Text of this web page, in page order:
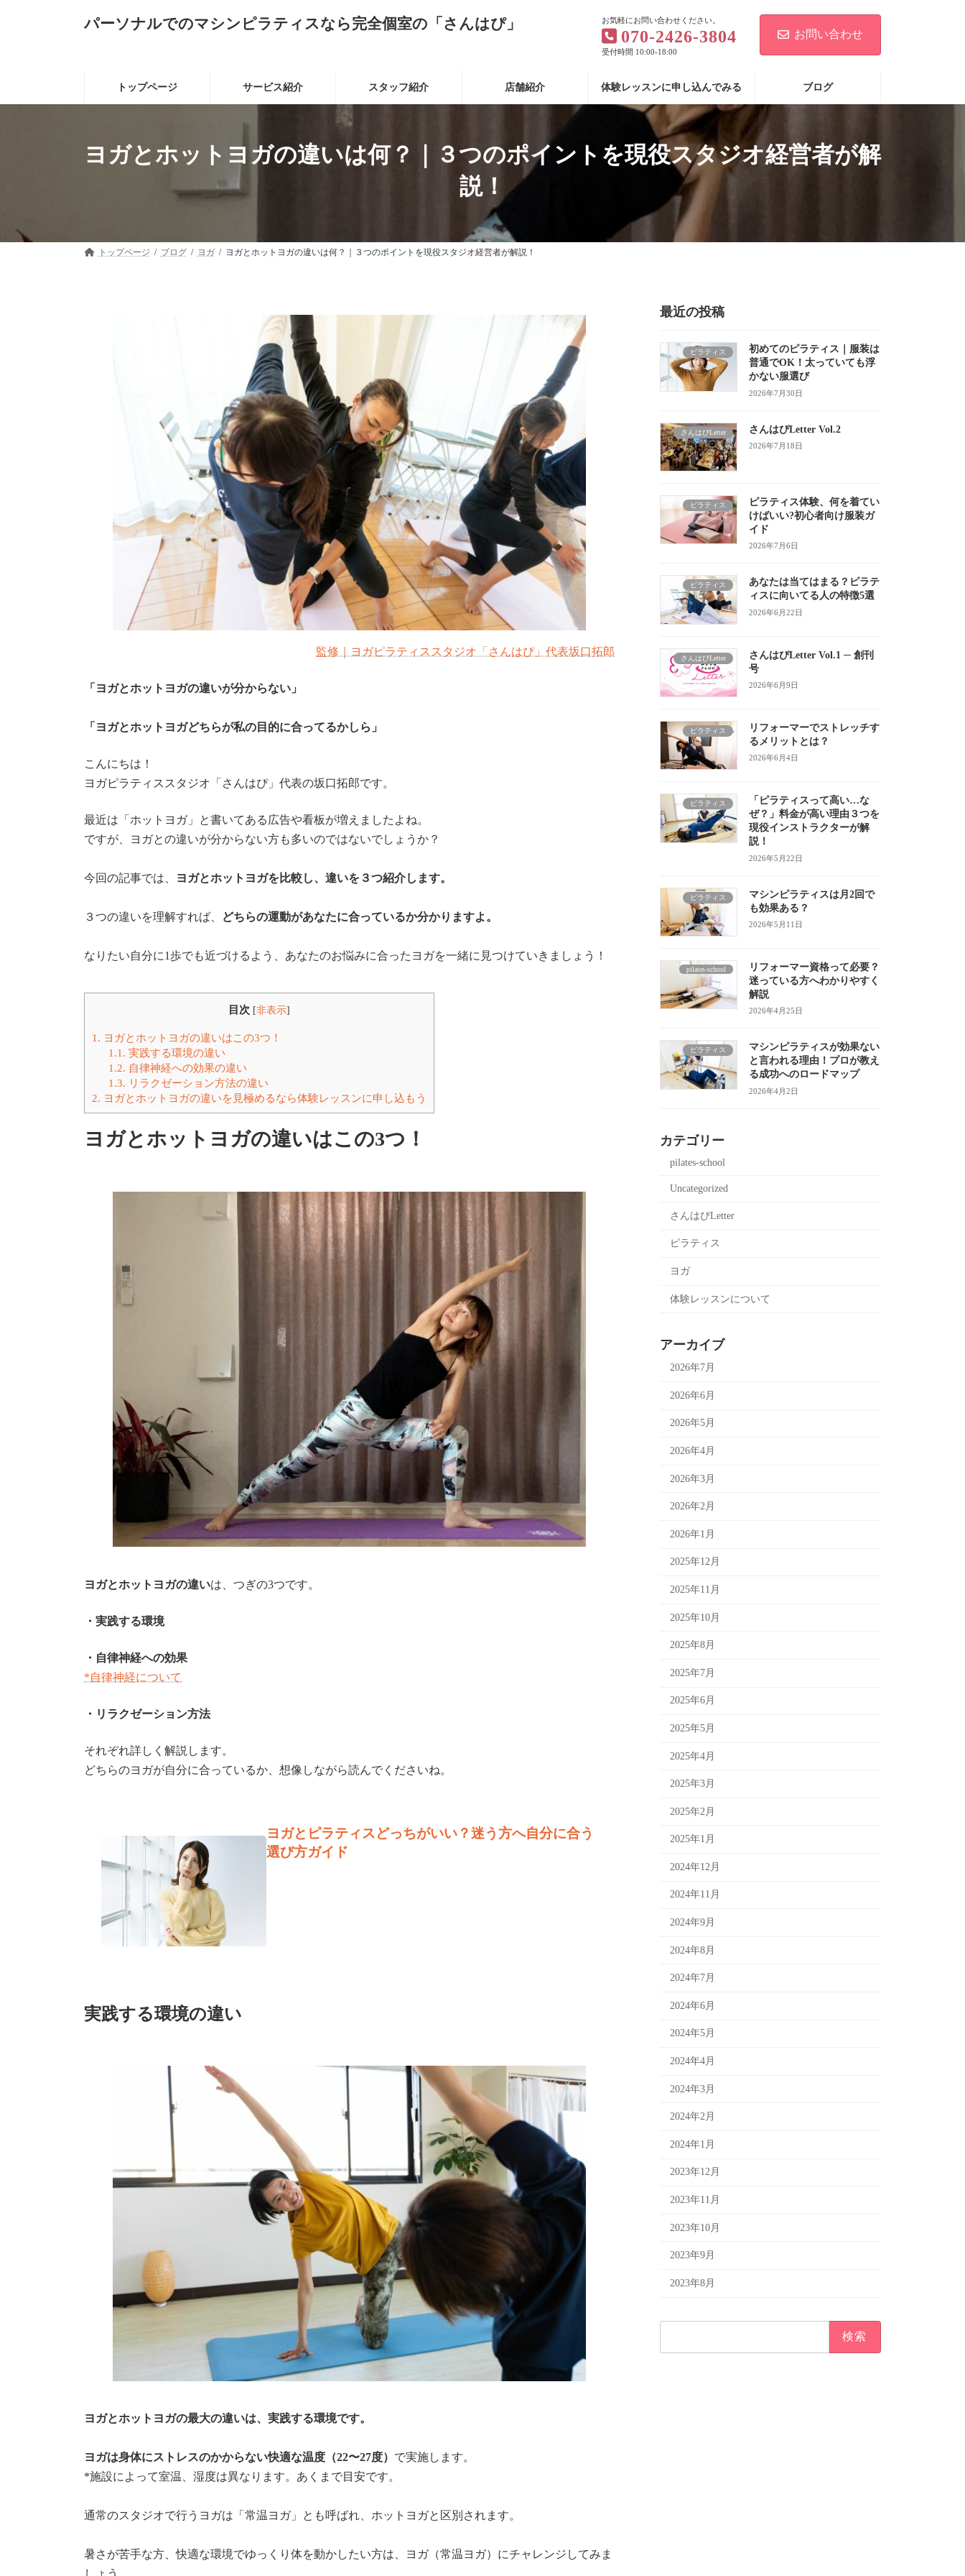
パーソナルでのマシンピラティスなら完全個室の「さんはぴ」 お気軽にお問い合わせください。
070-2426-3804
受付時間 10:00-18:00
お問い合わせ
トップページ サービス紹介 スタッフ紹介 店舗紹介 体験レッスンに申し込んでみる ブログ
ヨガとホットヨガの違いは何？｜３つのポイントを現役スタジオ経営者が解
説！
トップページ ブログ ヨガ ヨガとホットヨガの違いは何？｜３つのポイントを現役スタジオ経営者が解説！
監修｜ヨガピラティススタジオ「さんはぴ」代表坂口拓郎
「ヨガとホットヨガの違いが分からない」
「ヨガとホットヨガどちらが私の目的に合ってるかしら」
こんにちは！
ヨガピラティススタジオ「さんはぴ」代表の坂口拓郎です。
最近は「ホットヨガ」と書いてある広告や看板が増えましたよね。
ですが、ヨガとの違いが分からない方も多いのではないでしょうか？
今回の記事では、 ヨガとホットヨガを比較し、違いを３つ紹介します。
３つの違いを理解すれば、 どちらの運動があなたに合っているか分かりますよ。
なりたい自分に1歩でも近づけるよう、あなたのお悩みに合ったヨガを一緒に見つけていきましょう！
目次 [非表示]
1. ヨガとホットヨガの違いはこの3つ！
1.1. 実践する環境の違い
1.2. 自律神経への効果の違い
1.3. リラクゼーション方法の違い
2. ヨガとホットヨガの違いを見極めるなら体験レッスンに申し込もう
ヨガとホットヨガの違いはこの3つ！
ヨガとホットヨガの違いは、つぎの3つです。
・実践する環境
・自律神経への効果
*自律神経について
・リラクゼーション方法
それぞれ詳しく解説します。
どちらのヨガが自分に合っているか、想像しながら読んでくださいね。
ヨガとピラティスどっちがいい？迷う方へ自分に合う
選び方ガイド
実践する環境の違い
ヨガとホットヨガの最大の違いは、実践する環境です。
ヨガは身体にストレスのかからない快適な温度（22〜27度） で実施します。
*施設によって室温、湿度は異なります。あくまで目安です。
通常のスタジオで行うヨガは「常温ヨガ」とも呼ばれ、ホットヨガと区別されます。
暑さが苦手な方、快適な環境でゆっくり体を動かしたい方は、ヨガ（常温ヨガ）にチャレンジしてみま
最近の投稿
ピラティス
初めてのピラティス｜服装は
普通でOK！太っていても浮
かない服選び
2026年7月30日
さんはぴLetter さんはぴLetter Vol.2
2026年7月18日
ピラティス
ピラティス体験、何を着てい
けばいい?初心者向け服装ガ
イド
2026年7月6日
ピラティス
あなたは当てはまる？ピラテ
ィスに向いてる人の特徴5選
2026年6月22日
さんはぴLetter
さんはぴLetter Vol.1 ─ 創刊
号
2026年6月9日
ピラティス
リフォーマーでストレッチす
るメリットとは？
2026年6月4日
ピラティス
「ピラティスって高い…な
ぜ？」料金が高い理由３つを
現役インストラクターが解
説！
2026年5月22日
ピラティス
マシンピラティスは月2回で
も効果ある？
2026年5月11日
pilates-school
リフォーマー資格って必要？
迷っている方へわかりやすく
解説
2026年4月25日
ピラティス
マシンピラティスが効果ない
と言われる理由！プロが教え
る成功へのロードマップ
2026年4月2日
カテゴリー
pilates-school
Uncategorized
さんはぴLetter
ピラティス
ヨガ
体験レッスンについて
アーカイブ
2026年7月
2026年6月
2026年5月
2026年4月
2026年3月
2026年2月
2026年1月
2025年12月
2025年11月
2025年10月
2025年8月
2025年7月
2025年6月
2025年5月
2025年4月
2025年3月
2025年2月
2025年1月
2024年12月
2024年11月
2024年9月
2024年8月
2024年7月
2024年6月
2024年5月
2024年4月
2024年3月
2024年2月
2024年1月
2023年12月
2023年11月
2023年10月
2023年9月
2023年8月